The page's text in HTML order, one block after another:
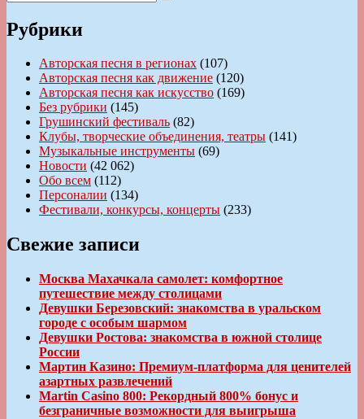
Поиск
Рубрики
Авторская песня в регионах (107)
Авторская песня как движение (120)
Авторская песня как искусство (169)
Без рубрики (145)
Грушинский фестиваль (82)
Клубы, творческие объединения, театры (141)
Музыкальные инструменты (69)
Новости (42 062)
Обо всем (112)
Персоналии (134)
Фестивали, конкурсы, концерты (233)
Свежие записи
Москва Махачкала самолет: комфортное
путешествие между столицами
Девушки Березовский: знакомства в уральском
городе с особым шармом
Девушки Ростова: знакомства в южной столице
России
Мартин Казино: Премиум-платформа для ценителей
азартных развлечений
Martin Casino 800: Рекордный 800% бонус и
безграничные возможности для выигрыша